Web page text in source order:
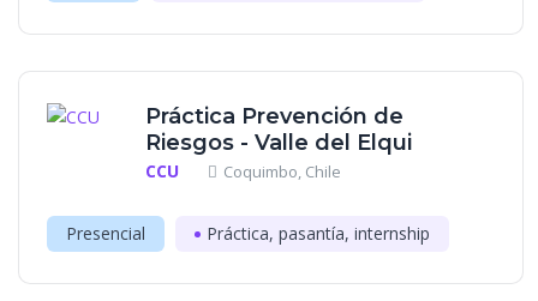
Práctica Prevención de
Riesgos - Valle del Elqui
CCU Coquimbo, Chile
Presencial Práctica, pasantía, internship